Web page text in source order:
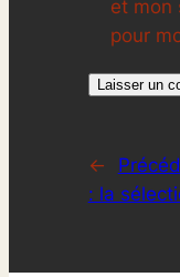
et mon
pour
←
: la